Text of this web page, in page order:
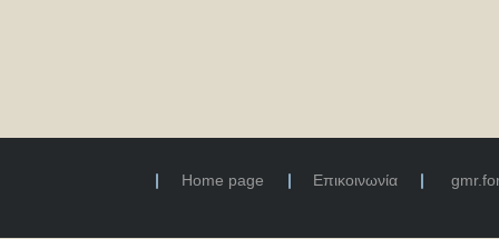
Home page Επικοινωνία